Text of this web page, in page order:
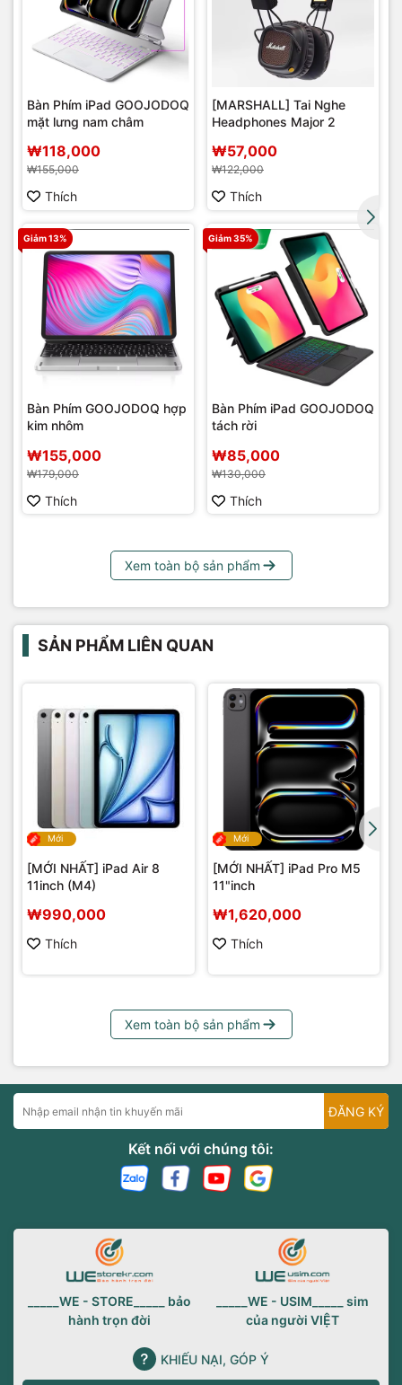
Bàn Phím iPad GOOJODOQ
mặt lưng nam châm
₩118,000
₩155,000
Thích
[MARSHALL] Tai Nghe
Headphones Major 2
₩57,000
₩122,000
Thích
Giảm 13%
Bàn Phím GOOJODOQ hợp
kim nhôm
₩155,000
₩179,000
Thích
Giảm 35%
Bàn Phím iPad GOOJODOQ
tách rời
₩85,000
₩130,000
Thích
Xem toàn bộ sản phẩm
SẢN PHẨM LIÊN QUAN
Mới
[MỚI NHẤT] iPad Air 8
11inch (M4)
₩990,000
Thích
Mới
[MỚI NHẤT] iPad Pro M5
11"inch
₩1,620,000
Thích
Xem toàn bộ sản phẩm
ĐĂNG KÝ
Kết nối với chúng tôi:
_____WE - STORE_____ bảo
hành trọn đời
_____WE - USIM_____ sim
của người VIỆT
KHIẾU NẠI, GÓP Ý